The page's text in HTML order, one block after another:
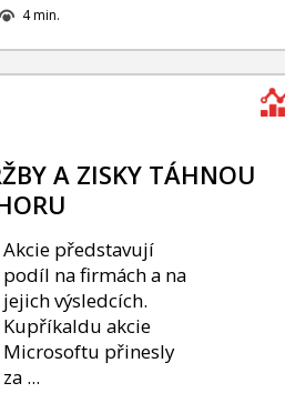
4 min.
A ZISKY TÁHNOU
Akcie představují
podíl na firmách a na
jejich výsledcích.
Kupříkaldu akcie
Microsoftu přinesly
za ...